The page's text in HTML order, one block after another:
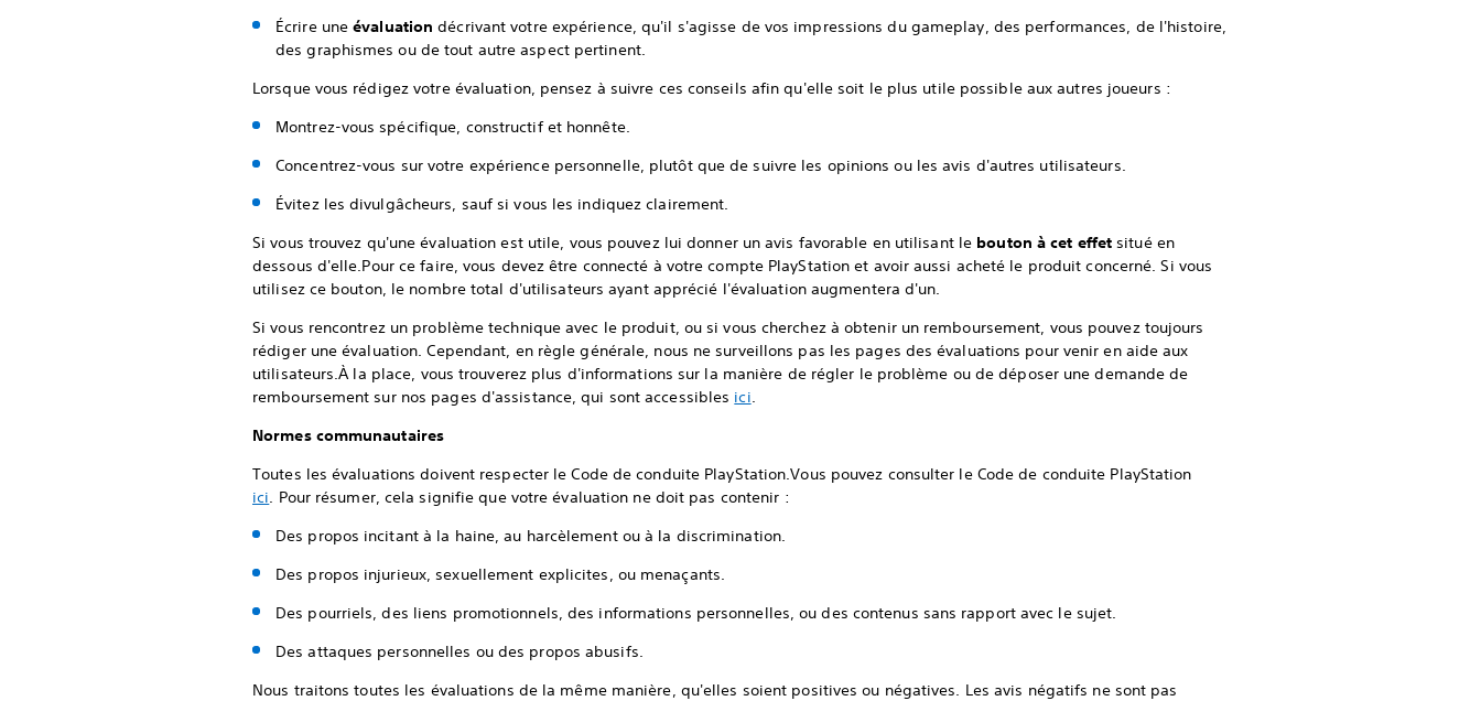
Écrire uneévaluation décrivant votre expérience, qu'il s'agisse de vos impressions du gameplay, des performances, de l'histoire,
des graphismes ou de tout autre aspect pertinent.
Lorsque vous rédigez votre évaluation, pensez à suivre ces conseils afin qu'elle soit le plus utile possible aux autres joueurs :
Montrez-vous spécifique, constructif et honnête.
Concentrez-vous sur votre expérience personnelle, plutôt que de suivre les opinions ou les avis d'autres utilisateurs.
Évitez les divulgâcheurs, sauf si vous les indiquez clairement.
Si vous trouvez qu'une évaluation est utile, vous pouvez lui donner un avis favorable en utilisant le bouton à cet effet situé en
dessous d'elle.Pour ce faire, vous devez être connecté à votre compte PlayStation et avoir aussi acheté le produit concerné. Si vous
utilisez ce bouton, le nombre total d'utilisateurs ayant apprécié l'évaluation augmentera d'un.
Si vous rencontrez un problème technique avec le produit, ou si vous cherchez à obtenir un remboursement, vous pouvez toujours
rédiger une évaluation. Cependant, en règle générale, nous ne surveillons pas les pages des évaluations pour venir en aide aux
utilisateurs.À la place, vous trouverez plus d'informations sur la manière de régler le problème ou de déposer une demande de
remboursement sur nos pages d'assistance, qui sont accessibles ici.
Normes communautaires
Toutes les évaluations doivent respecter le Code de conduite PlayStation.Vous pouvez consulter le Code de conduite PlayStation
ici. Pour résumer, cela signifie que votre évaluation ne doit pas contenir :
Des propos incitant à la haine, au harcèlement ou à la discrimination.
Des propos injurieux, sexuellement explicites, ou menaçants.
Des pourriels, des liens promotionnels, des informations personnelles, ou des contenus sans rapport avec le sujet.
Des attaques personnelles ou des propos abusifs.
Nous traitons toutes les évaluations de la même manière, qu'elles soient positives ou négatives. Les avis négatifs ne sont pas